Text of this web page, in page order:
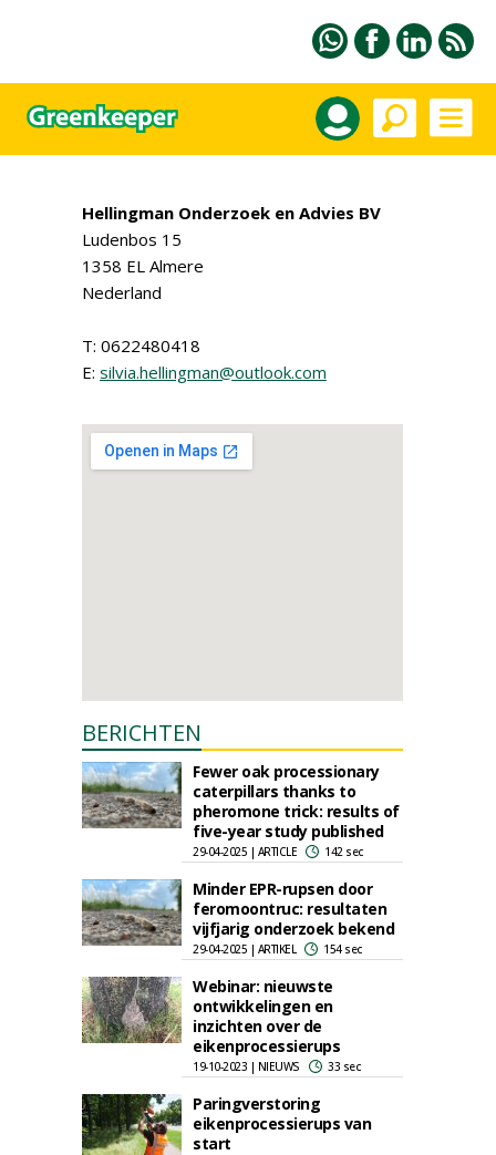
Hellingman Onderzoek en Advies BV
Ludenbos 15
1358 EL Almere
Nederland
T: 0622480418
E: silvia.hellingman@outlook.com
BERICHTEN
Fewer oak processionary
caterpillars thanks to
pheromone trick: results of
five-year study published
29-04-2025 | ARTICLE 142 sec
Minder EPR-rupsen door
feromoontruc: resultaten
vijfjarig onderzoek bekend
29-04-2025 | ARTIKEL 154 sec
Webinar: nieuwste
ontwikkelingen en
inzichten over de
eikenprocessierups
19-10-2023 | NIEUWS 33 sec
Paringverstoring
eikenprocessierups van
start